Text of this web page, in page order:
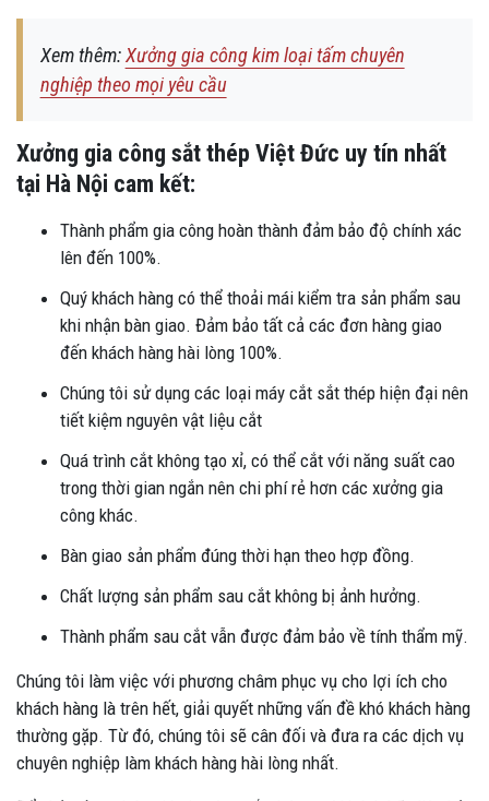
Xem thêm:Xưởng gia công kim loại tấm chuyên
nghiệp theo mọi yêu cầu
Xưởng gia công sắt thép Việt Đức uy tín nhất
tại Hà Nội cam kết:
Thành phẩm gia công hoàn thành đảm bảo độ chính xác
lên đến 100%.
Quý khách hàng có thể thoải mái kiểm tra sản phẩm sau
khi nhận bàn giao. Đảm bảo tất cả các đơn hàng giao
đến khách hàng hài lòng 100%.
Chúng tôi sử dụng các loại máy cắt sắt thép hiện đại nên
tiết kiệm nguyên vật liệu cắt
Quá trình cắt không tạo xỉ, có thể cắt với năng suất cao
trong thời gian ngắn nên chi phí rẻ hơn các xưởng gia
công khác.
Bàn giao sản phẩm đúng thời hạn theo hợp đồng.
Chất lượng sản phẩm sau cắt không bị ảnh hưởng.
Thành phẩm sau cắt vẫn được đảm bảo về tính thẩm mỹ.
Chúng tôi làm việc với phương châm phục vụ cho lợi ích cho
khách hàng là trên hết, giải quyết những vấn đề khó khách hàng
thường gặp. Từ đó, chúng tôi sẽ cân đối và đưa ra các dịch vụ
chuyên nghiệp làm khách hàng hài lòng nhất.